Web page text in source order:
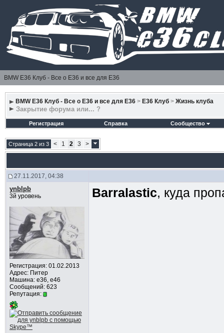
BMW E36 Клуб - Все о Е36 и все для Е36
BMW E36 Клуб - Все о Е36 и все для Е36 > E36 Клуб > Жизнь клуба
Закрытие форума или... ?
Регистрация Справка Сообщество
Страница 2 из 3 < 1 2 3 >
27.11.2017, 04:38
ynblpb
3й уровень
Регистрация: 01.02.2013
Адрес: Питер
Машина: e36, e46
Сообщений: 623
Репутация:
Barralastic, куда